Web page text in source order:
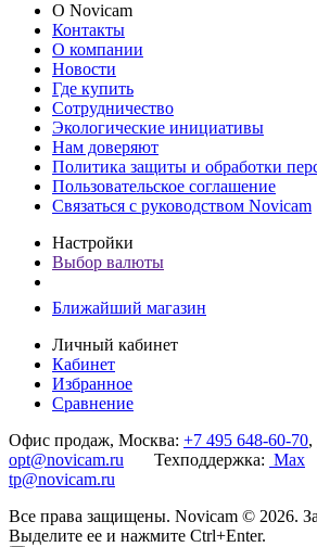
О Novicam
Контакты
О компании
Новости
Где купить
Сотрудничество
Экологические инициативы
Нам доверяют
Политика защиты и обработки
Пользовательское соглашение
Связаться с руководством Novicam
Настройки
Выбор валюты
Ближайший магазин
Личный кабинет
Кабинет
Избранное
Сравнение
Офис продаж, Москва: +7 495 648-60-70,
opt@novicam.ru Техподдержка: Max
tp@novicam.ru
Все права защищены. Novicam © 2026.
Выделите ее и нажмите Ctrl+Enter.